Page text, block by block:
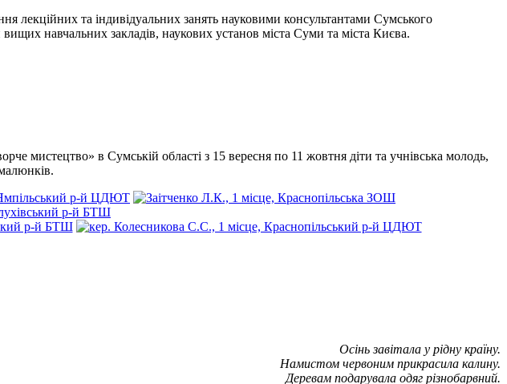
лекційних та індивідуальних занять науковими консультантами Сумського
навчальних закладів, наукових установ міста Суми та міста Києва.
мистецтво» в Сумській області з 15 вересня по 11 жовтня діти та учнівська молодь,
Осінь завітала у рідну країну.
Намистом червоним прикрасила калину.
Деревам подарувала одяг різнобарвний.